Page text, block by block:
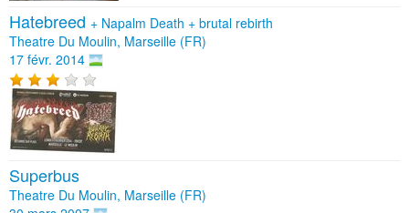
Hatebreed + Napalm Death + brutal rebirth
Theatre Du Moulin, Marseille (FR)
17 févr. 2014
Superbus
Theatre Du Moulin, Marseille (FR)